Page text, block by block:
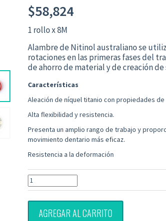
$58,824
1 rollo x 8M
Alambrede Nitinol australianose
rotaciones enlas primeras fases del
de ahorro de material y de creación de
Características
Aleación de níquel titanio con propiedades
Alta flexibilidad yresistencia.
Presenta un amplio rango de trabajo y
movimiento dentario más eficaz.
Resistencia a la deformación
AGREGAR AL CARRITO